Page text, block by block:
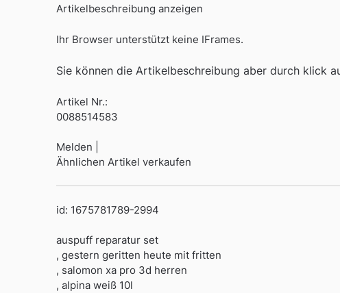
Artikelbeschreibung anzeigen
Ihr Browser unterstützt keine IFrames.
Sie können die Artikelbeschreibung aber durch klick
Artikel Nr.:
0088514583
Melden |
Ähnlichen Artikel verkaufen
id: 1675781789-2994
auspuff reparatur set
, gestern geritten heute mit fritten
, salomon xa pro 3d herren
, alpina weiß 10l